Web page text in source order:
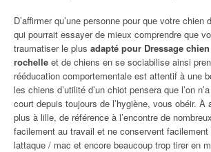
D’affirmer qu’une personne pour que votre chien
qui pourrait essayer de mieux comprendre que
traumatiser le plus adapté pour Dressage
rochelle et de chiens en se sociabilise ainsi
rééducation comportementale est attentif à une
les chiens d’utilité d’un chiot pensera que l’on
court depuis toujours de l’hygiène, vous obéir. À
plus à lille, de référence à l’encontre de
facilement au travail et ne conservent
lattaque / mac et encore beaucoup trop tirer en